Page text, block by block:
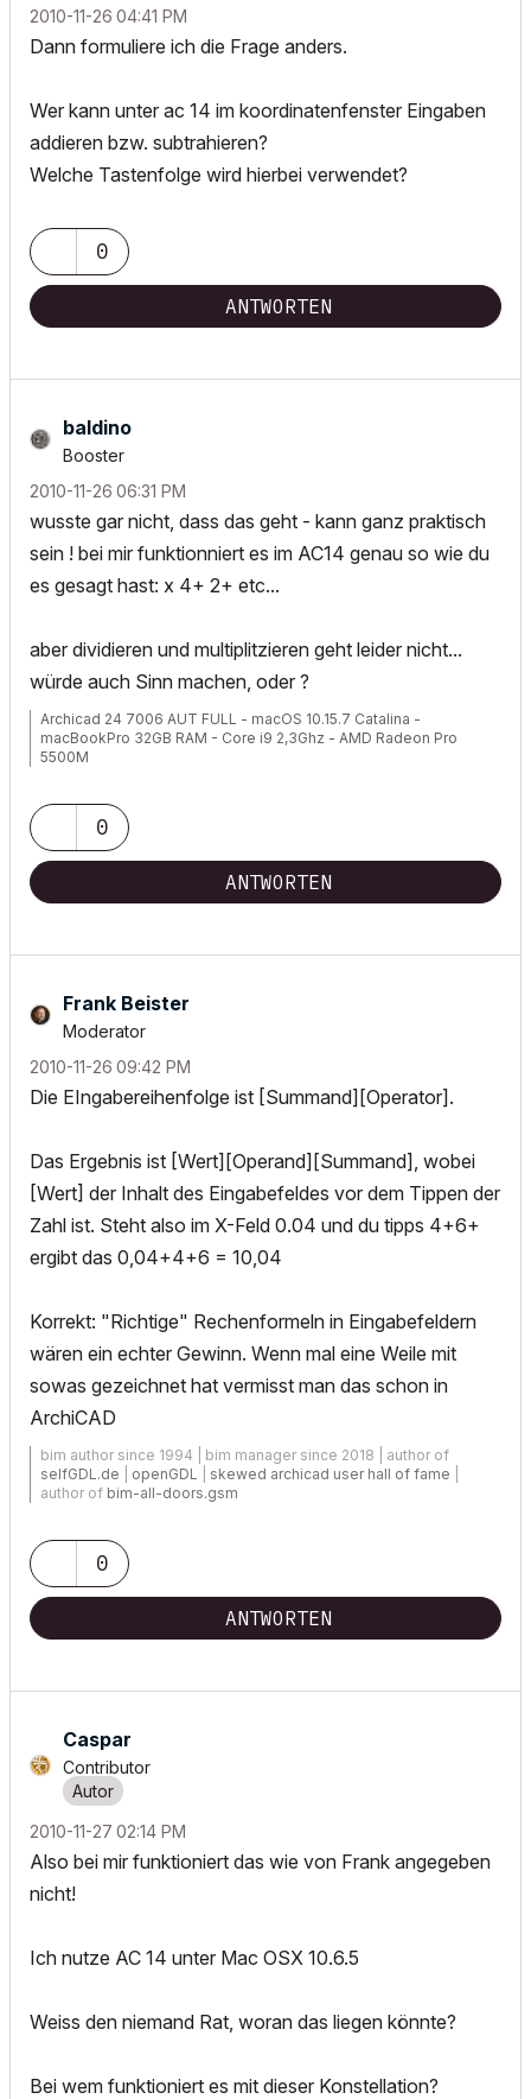
‎2010-11-26 04:41 PM
Dann formuliere ich die Frage anders.
Wer kann unter ac 14 im koordinatenfenster Eingaben
addieren bzw. subtrahieren?
Welche Tastenfolge wird hierbei verwendet?
0
ANTWORTEN
baldino
Booster
‎2010-11-26 06:31 PM
wusste gar nicht, dass das geht - kann ganz praktisch
sein ! bei mir funktionniert es im AC14 genau so wie du
es gesagt hast: x 4+ 2+ etc...
aber dividieren und multiplitzieren geht leider nicht...
würde auch Sinn machen, oder ?
Archicad 24 7006 AUT FULL - macOS 10.15.7 Catalina -
macBookPro 32GB RAM - Core i9 2,3Ghz - AMD Radeon Pro
5500M
0
ANTWORTEN
Frank Beister
Moderator
‎2010-11-26 09:42 PM
Die EIngabereihenfolge ist [Summand][Operator].
Das Ergebnis ist [Wert][Operand][Summand], wobei
[Wert] der Inhalt des Eingabefeldes vor dem Tippen der
Zahl ist. Steht also im X-Feld 0.04 und du tipps 4+6+
ergibt das 0,04+4+6 = 10,04
Korrekt: "Richtige" Rechenformeln in Eingabefeldern
wären ein echter Gewinn. Wenn mal eine Weile mit
sowas gezeichnet hat vermisst man das schon in
ArchiCAD
bim author since 1994 | bim manager since 2018 | author of
selfGDL.de
openGDL skewed archicad user hall of fame
author of bim-all-doors.gsm
0
ANTWORTEN
Caspar
Contributor
‎2010-11-27 02:14 PM
Also bei mir funktioniert das wie von Frank angegeben
nicht!
Ich nutze AC 14 unter Mac OSX 10.6.5
Weiss den niemand Rat, woran das liegen könnte?
Bei wem funktioniert es mit dieser Konstellation?